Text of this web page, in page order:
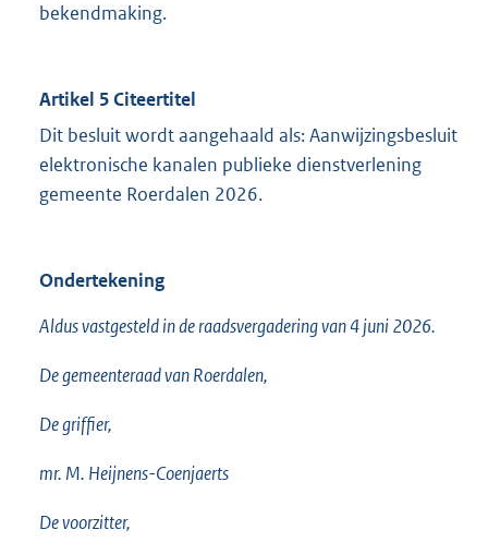
bekendmaking.
Artikel 5 Citeertitel
Dit besluit wordt aangehaald als: Aanwijzingsbesluit
elektronische kanalen publieke dienstverlening
gemeente Roerdalen 2026.
Ondertekening
Aldus vastgesteld in de raadsvergadering van 4 juni 2026.
De gemeenteraad van Roerdalen,
De griffier,
mr. M. Heijnens-Coenjaerts
De voorzitter,